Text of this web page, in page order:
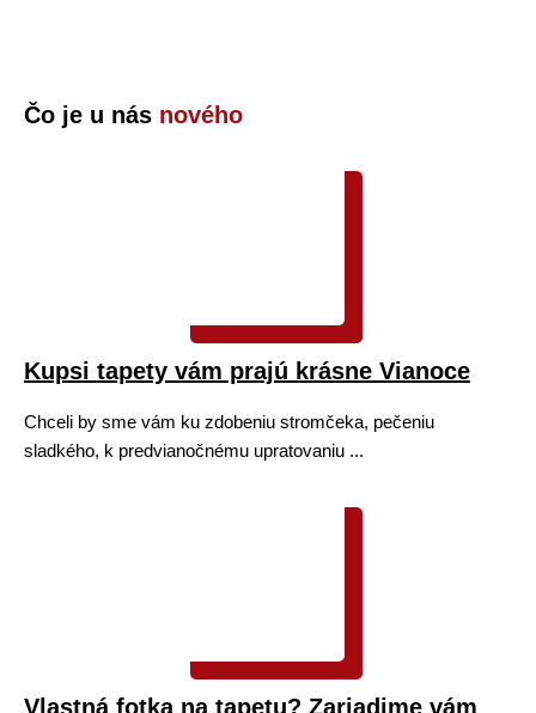
Čo je u nás nového
Kupsi tapety vám prajú krásne Vianoce
Chceli by sme vám ku zdobeniu stromčeka, pečeniu
sladkého, k predvianočnému upratovaniu ...
Vlastná fotka na tapetu? Zariadime vám